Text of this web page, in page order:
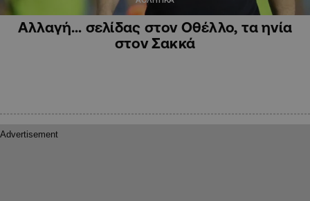
Αλλαγή… σελίδας στον Οθέλλο, τα ηνία
στον Σακκά